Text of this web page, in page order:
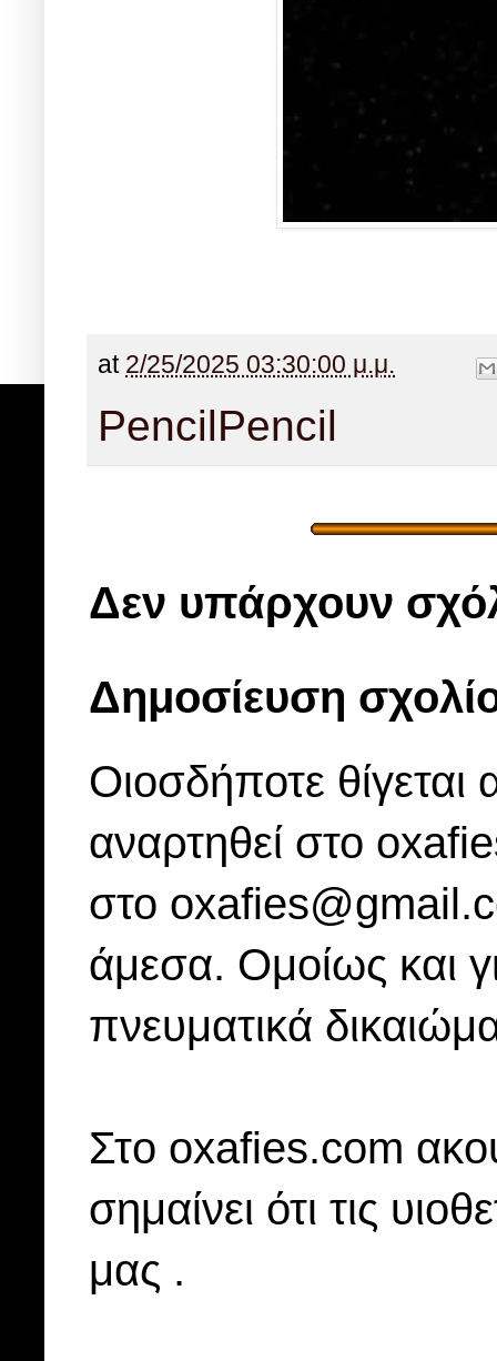
at 2/25/2025 03:30:00 μ.μ.
PencilPencil
Δεν υπάρχουν
Δημοσίευση
Οιοσδήποτε
αναρτηθεί στο
στο
άμεσα. Ομοίως και
πνευματικά
Στo oxafies.com
σημαίνει ότι τις
μας .